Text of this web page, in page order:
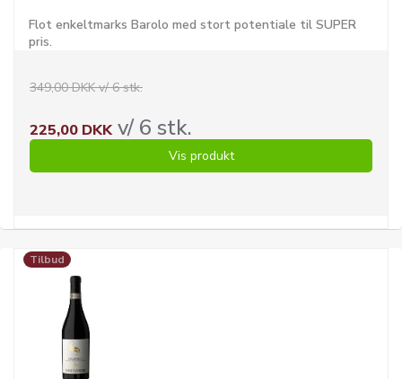
Flot enkeltmarks Barolo med stort potentiale til SUPER
pris.
349,00 DKK v/ 6 stk.
225,00 DKKv/ 6 stk.
Vis produkt
Tilbud